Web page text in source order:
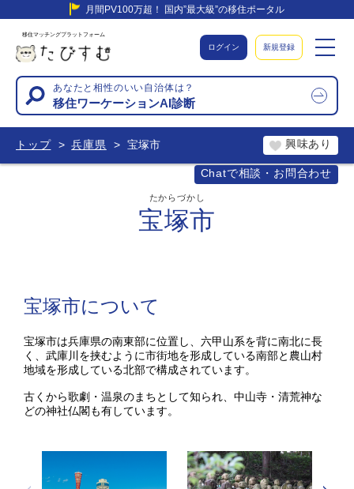
月間PV100万超！ 国内”最大級”の移住ポータル
移住マッチングプラットフォーム
ログイン 新規登録
あなたと相性のいい自治体は？
移住ワーケーションAI診断
トップ 兵庫県 宝塚市
Chatで相談・お問合わせ
興味あり
宝塚市
たからづかし
宝塚市について
宝塚市は兵庫県の南東部に位置し、六甲山系を背に南北に長
く、武庫川を挟むように市街地を形成している南部と農山村
地域を形成している北部で構成されています。
古くから歌劇・温泉のまちとして知られ、中山寺・清荒神な
どの神社仏閣も有しています。